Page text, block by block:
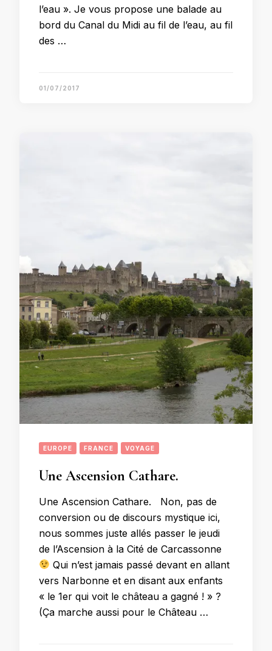
l’eau ». Je vous propose une balade au
bord du Canal du Midi au fil de l’eau, au fil
des …
01/07/2017
EUROPE FRANCE VOYAGE
Une Ascension Cathare.
Une Ascension Cathare. Non, pas de
conversion ou de discours mystique ici,
nous sommes juste allés passer le jeudi
de l’Ascension à la Cité de Carcassonne
Qui n’est jamais passé devant en allant
vers Narbonne et en disant aux enfants
« le 1er qui voit le château a gagné ! » ?
(Ça marche aussi pour le Château …